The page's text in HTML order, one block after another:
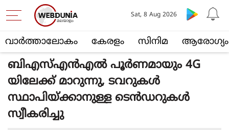
വാര്‍ത്താലോകം കേരളം സിനിമ ആരോഗ്യം
Sat, 8 Aug 2026
ബിഎസ്എൻഎൽ പൂർണമായും 4G
യിലേക്ക് മാറുന്നു, ടവറുകൾ
സ്ഥാപിയ്ക്കാനുള്ള ടെൻഡറുകൾ
സ്വീകരിച്ചു